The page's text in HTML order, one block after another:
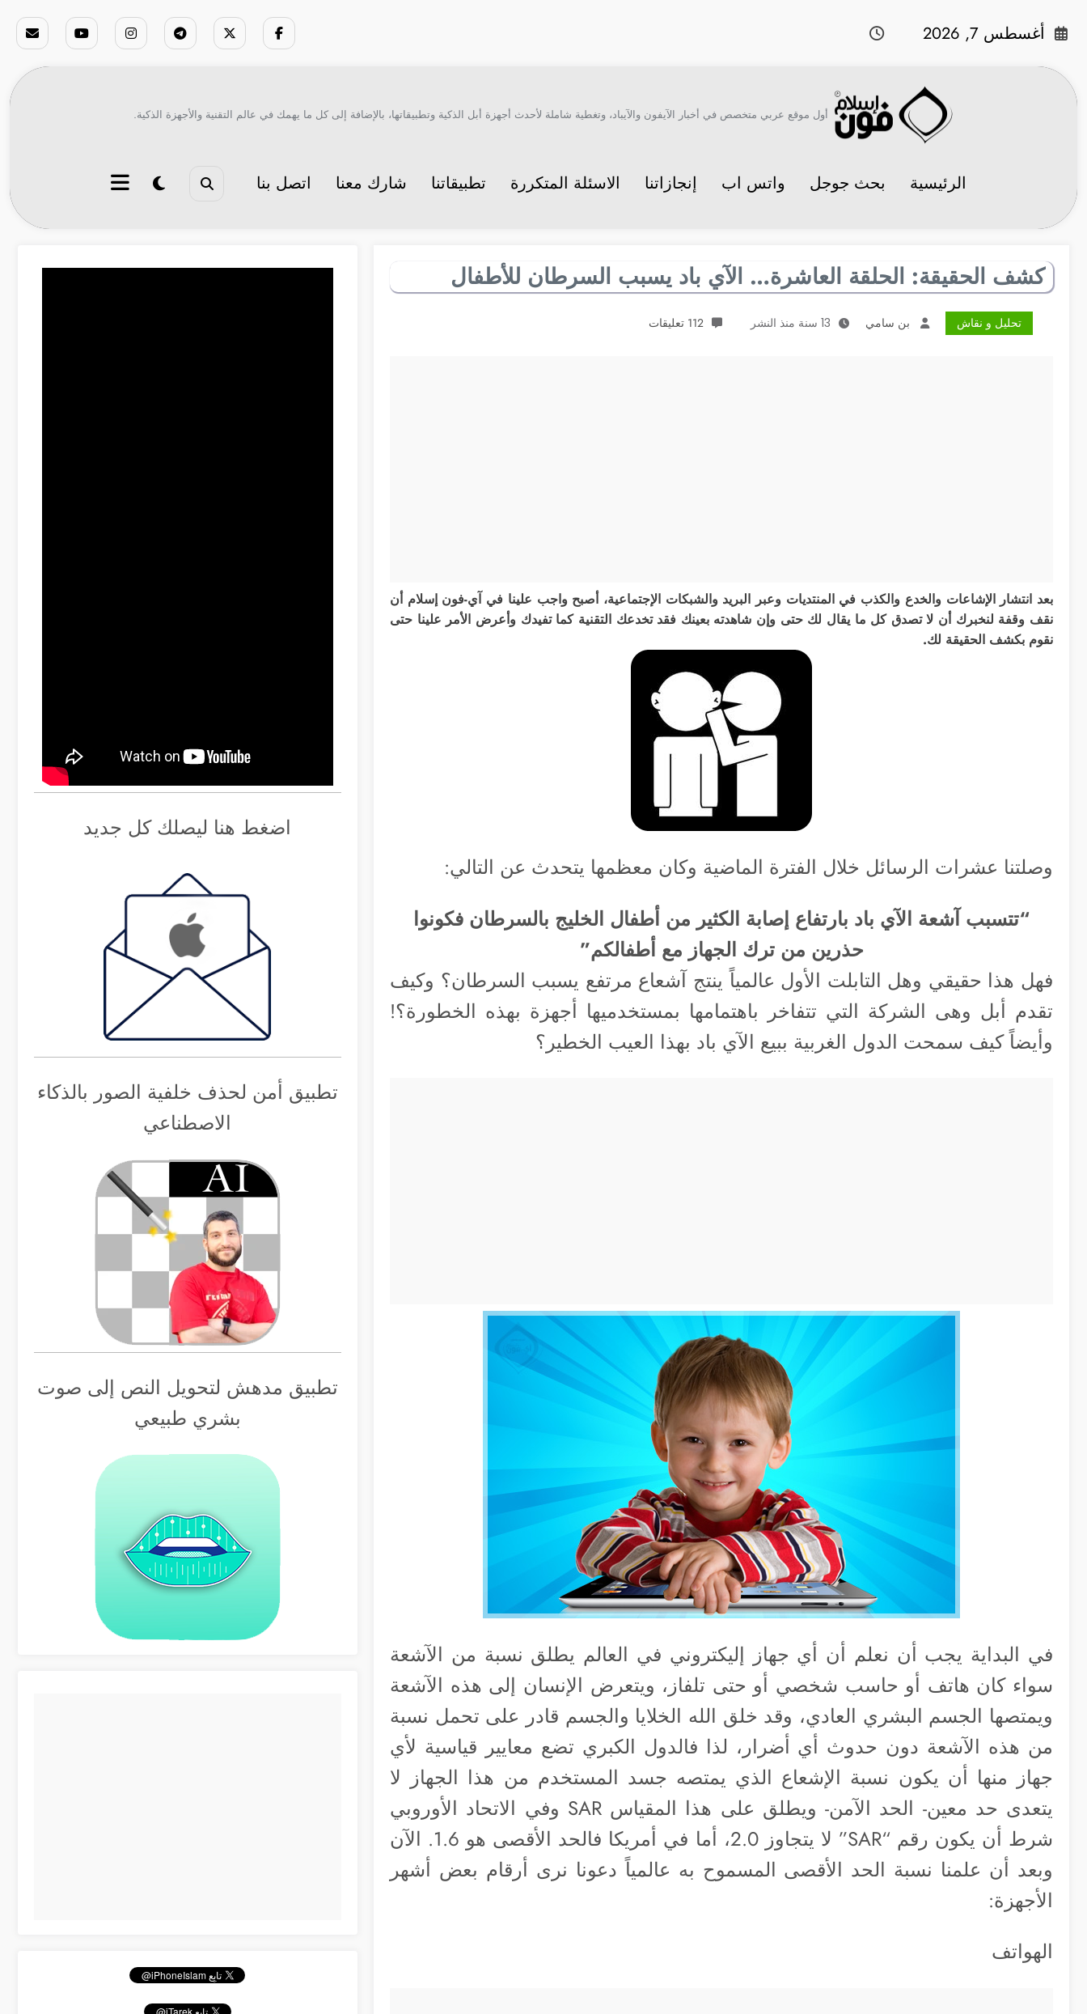
أغسطس 7, 2026
أول موقع عربي متخصص في أخبار الآيفون والآيباد، وتغطية شاملة لأحدث أجهزة أبل الذكية وتطبيقاتها، بالإضافة إلى كل ما يهمك في عالم التقنية والأجهزة الذكية.
الرئيسية بحث جوجل واتس اب إنجازاتنا الاسئلة المتكررة تطبيقاتنا شارك معنا اتصل بنا
كشف الحقيقة: الحلقة العاشرة… الآي باد يسبب السرطان للأطفال
تحليل و نقاش بن سامي 13 سنة منذ النشر 112 تعليقات
بعد انتشار الإشاعات والخدع والكذب في المنتديات وعبر البريد والشبكات الإجتماعية، أصبح واجب علينا في آي-فون إسلام أن
نقف وقفة لنخبرك أن لا تصدق كل ما يقال لك حتى وإن شاهدته بعينك فقد تخدعك التقنية كما تفيدك وأعرض الأمر علينا حتى
نقوم بكشف الحقيقة لك.
وصلتنا عشرات الرسائل خلال الفترة الماضية وكان معظمها يتحدث عن التالي:
“تتسبب آشعة الآي باد بارتفاع إصابة الكثير من أطفال الخليج بالسرطان فكونوا
حذرين من ترك الجهاز مع أطفالكم”
فهل هذا حقيقي وهل التابلت الأول عالمياً ينتج آشعاع مرتفع يسبب السرطان؟ وكيف
تقدم أبل وهى الشركة التي تتفاخر باهتمامها بمستخدميها أجهزة بهذه الخطورة؟!
وأيضاً كيف سمحت الدول الغربية ببيع الآي باد بهذا العيب الخطير؟
في البداية يجب أن نعلم أن أي جهاز إليكتروني في العالم يطلق نسبة من الآشعة
سواء كان هاتف أو حاسب شخصي أو حتى تلفاز، ويتعرض الإنسان إلى هذه الآشعة
ويمتصها الجسم البشري العادي، وقد خلق الله الخلايا والجسم قادر على تحمل نسبة
من هذه الآشعة دون حدوث أي أضرار، لذا فالدول الكبري تضع معايير قياسية لأي
جهاز منها أن يكون نسبة الإشعاع الذي يمتصه جسد المستخدم من هذا الجهاز لا
يتعدى حد معين- الحد الآمن- ويطلق على هذا المقياس SAR وفي الاتحاد الأوروبي
شرط أن يكون رقم “SAR” لا يتجاوز 2.0، أما في أمريكا فالحد الأقصى هو 1.6. الآن
وبعد أن علمنا نسبة الحد الأقصى المسموح به عالمياً دعونا نرى أرقام بعض أشهر
الأجهزة:
الهواتف
اضغط هنا ليصلك كل جديد
تطبيق أمن لحذف خلفية الصور بالذكاء
الاصطناعي
تطبيق مدهش لتحويل النص إلى صوت
بشري طبيعي